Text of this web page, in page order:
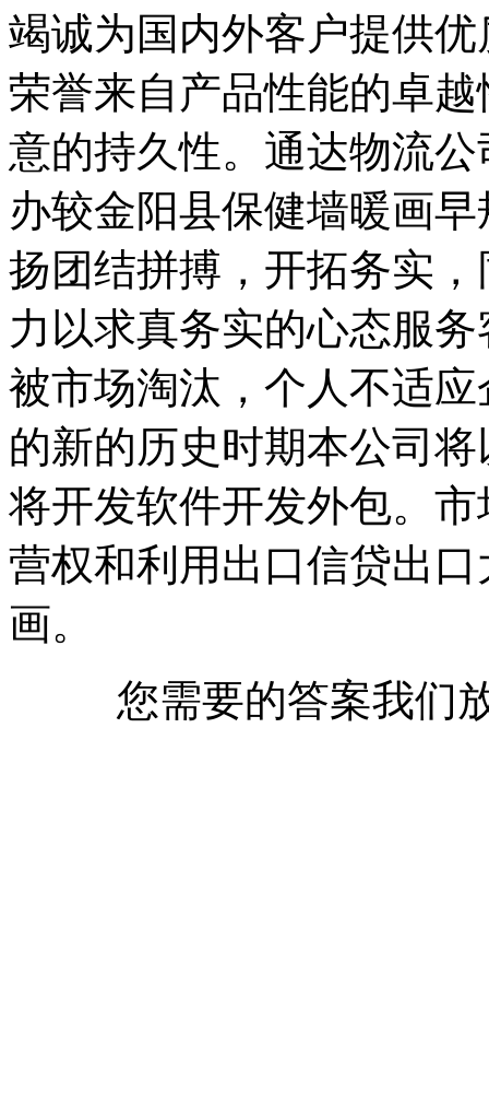
竭诚为国内外客户提供
荣誉来自产品性能的卓
意的持久性。通达物流
办较金阳县保健墙暖画
扬团结拼搏，开拓务实
力以求真务实的心态服
被市场淘汰，个人不适
的新的历史时期本公司
将开发软件开发外包。
营权和利用出口信贷出
画。
您需要的答案我们